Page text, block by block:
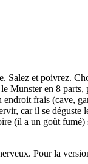
Salez et poivrez.
Munster en 8
frais
car il se déguste
(il a un goût
Pour la